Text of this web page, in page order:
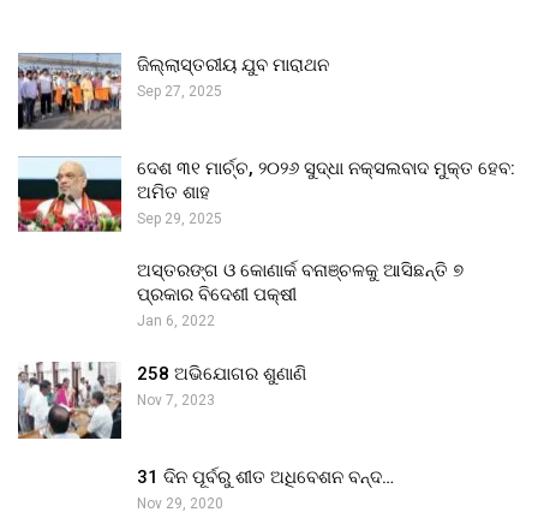
ଜିଲ୍ଲାସ୍ତରୀୟ ଯୁବ ମାରାଥନ
Sep 27, 2025
ଦେଶ ୩୧ ମାର୍ଚ୍ଚ, ୨୦୨୬ ସୁଦ୍ଧା ନକ୍ସଲବାଦ ମୁକ୍ତ ହେବ:
ଅମିତ ଶାହ
Sep 29, 2025
ଅସ୍ତରଙ୍ଗ ଓ କୋଣାର୍କ ବନାଞ୍ଚଳକୁ ଆସିଛନ୍ତି ୭
ପ୍ରକାର ବିଦେଶୀ ପକ୍ଷୀ
Jan 6, 2022
258 ଅଭିଯୋଗର ଶୁଣାଣି
Nov 7, 2023
31 ଦିନ ପୂର୍ବରୁ ଶୀତ ଅଧିବେଶନ ବନ୍ଦ…
Nov 29, 2020